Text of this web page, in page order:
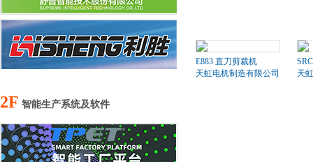
E883 直刀剪裁机
天虹电机制造有限公司
天
2F 智能生产系统及软件